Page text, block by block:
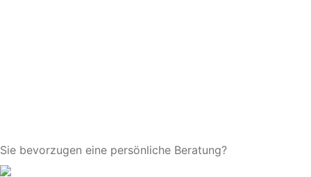
Sie bevorzugen eine persönliche Beratung?